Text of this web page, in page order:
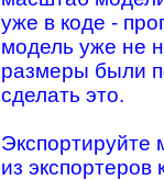
уже в коде -
модель уже не
размеры были
сделать это.
из